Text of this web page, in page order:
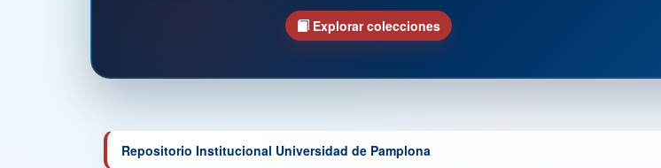
Explorar colecciones
Repositorio Institucional Universidad de Pamplona